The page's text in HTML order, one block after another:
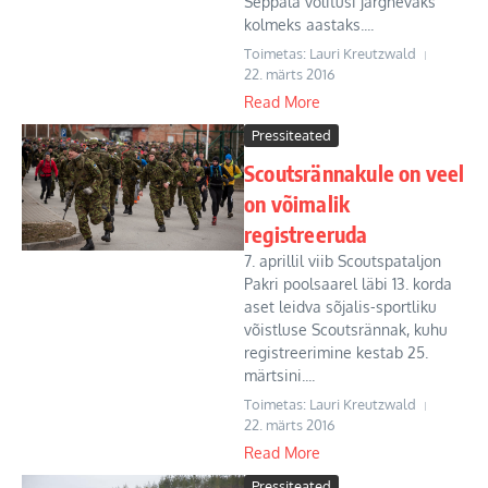
kolmeks aastaks....
Toimetas: Lauri Kreutzwald
22. märts 2016
Read More
Pressiteated
Scoutsrännakule on veel
on võimalik
registreeruda
7. aprillil viib Scoutspataljon
Pakri poolsaarel läbi 13. korda
aset leidva sõjalis-sportliku
võistluse Scoutsrännak, kuhu
registreerimine kestab 25.
märtsini....
Toimetas: Lauri Kreutzwald
22. märts 2016
Read More